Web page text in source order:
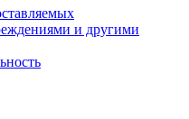
и другими